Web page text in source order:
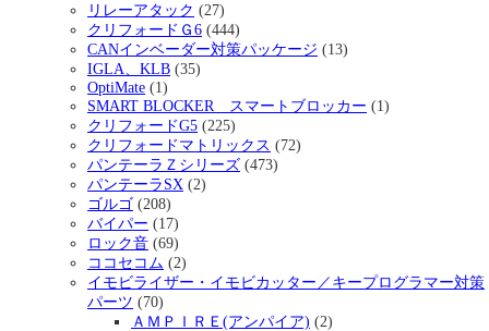
リレーアタック (27)
クリフォードＧ6 (444)
CANインベーダー対策パッケージ (13)
IGLA、KLB (35)
OptiMate (1)
SMART BLOCKER スマートブロッカー (1)
クリフォードG5 (225)
クリフォードマトリックス (72)
パンテーラＺシリーズ (473)
パンテーラSX (2)
ゴルゴ (208)
バイパー (17)
ロック音 (69)
ココセコム (2)
イモビライザー・イモビカッター／キープログラマー対策
パーツ (70)
ＡＭＰＩＲＥ(アンパイア) (2)